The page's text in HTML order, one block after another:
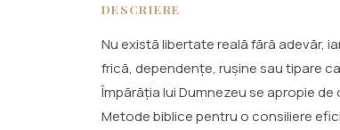
DESCRIERE
Nu există libertate reală fără adevăr,
frică, dependențe, rușine sau tipare
Împărăția lui Dumnezeu se apropie
Metode biblice pentru o consiliere